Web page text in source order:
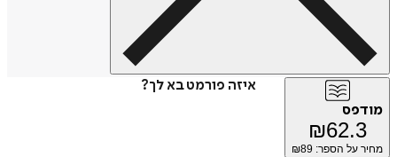
איזה פורמט בא לך?
מודפס
₪62.3
מחיר על הספר: ₪ 89